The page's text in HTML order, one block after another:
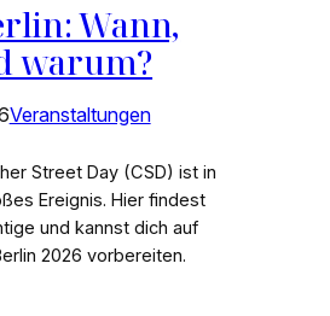
Wann,
warum?
Veranstaltungen
Street Day (CSD) ist in
Ereignis. Hier findest
und kannst dich auf
2026 vorbereiten.